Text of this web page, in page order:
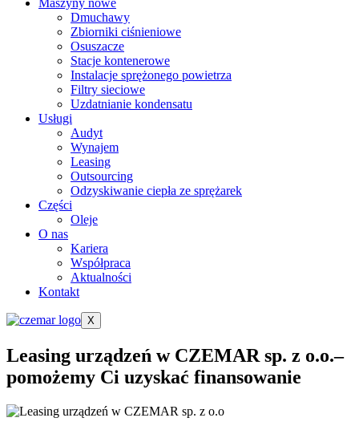
Maszyny nowe
Dmuchawy
Zbiorniki ciśnieniowe
Osuszacze
Stacje kontenerowe
Instalacje sprężonego powietrza
Filtry sieciowe
Uzdatnianie kondensatu
Usługi
Audyt
Wynajem
Leasing
Outsourcing
Odzyskiwanie ciepła ze sprężarek
Części
Oleje
O nas
Kariera
Współpraca
Aktualności
Kontakt
X
Leasing urządzeń w CZEMAR sp. z o.o.–
pomożemy Ci uzyskać finansowanie